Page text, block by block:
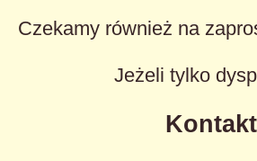
Czekamy również na
Jeżeli tylko